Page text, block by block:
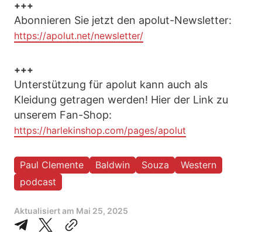
+++
Abonnieren Sie jetzt den apolut-Newsletter:
https://apolut.net/newsletter/
+++
Unterstützung für apolut kann auch als
Kleidung getragen werden! Hier der Link zu
unserem Fan-Shop:
https://harlekinshop.com/pages/apolut
Paul Clemente Baldwin Souza
Western
podcast
Aktualisiert am Mai 25, 2025